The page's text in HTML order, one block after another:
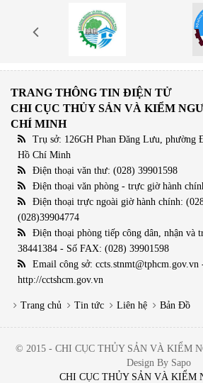
TRANG THÔNG TIN ĐIỆN TỬ
CHI CỤC THỦY SẢN VÀ KIỂM
CHÍ MINH
Trụ sở: 126GH Phan Đăng Lưu, phường
Hồ Chí Minh
Điện thoại văn thư: (028) 39901598
Điện thoại văn phòng - trực giờ hành
Điện thoại trực ngoài giờ hành chính:
(028)39904774
Điện thoại phòng tiếp công dân, nhận và
38441384 - Số FAX: (028) 39901598
Email công sở: ccts.stnmt@tphcm.gov.vn
http://cctshcm.gov.vn
Trang chủ Tin tức Liên hệ Bản Đồ
© 2015 - CHI CỤC THỦY SẢN VÀ KIỂM
Design By Sapo
CHI CỤC THỦY SẢN VÀ KIỂM